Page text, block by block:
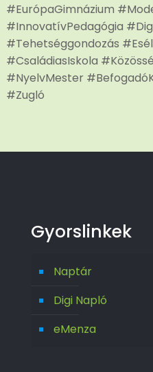
#EurópaGimnázium
#InnovatívPedagógia
#Tehetséggondozás
#CsaládiasIskola
#NyelvMester
#Zugló
Gyorslinkek
Naptár
Digi Napló
eMenza